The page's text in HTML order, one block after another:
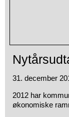
31. december
2012 har
økonomiske